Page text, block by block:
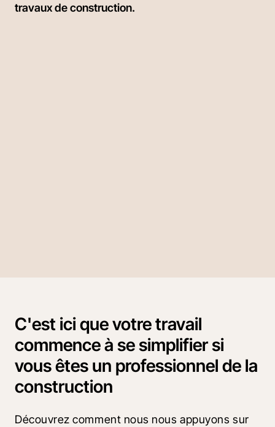
travaux de construction.
C'est ici que votre travail
commence à se simplifier si
vous êtes un professionnel de la
construction
Découvrez comment nous nous appuyons sur